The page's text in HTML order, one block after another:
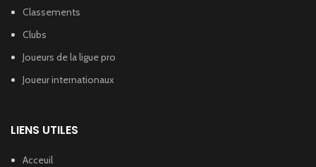
Classements
Clubs
Joueurs de la ligue pro
Joueur internationaux
LIENS UTILES
Acceuil